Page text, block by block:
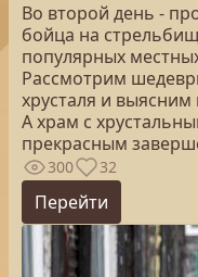
Во второй день -
бойца на
популярных
Рассмотрим
хрусталя и выясним
А храм с
прекрасным
300 32
Перейти